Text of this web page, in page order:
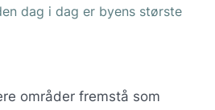
dag i dag er byens største
områder fremstå som